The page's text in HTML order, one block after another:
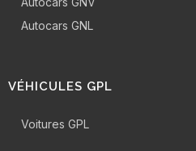
Autocars GNL
VÉHICULES GPL
Voitures GPL